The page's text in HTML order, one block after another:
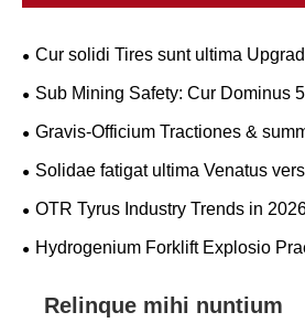
Cur solidi Tires sunt ultima
Workflows?
Sub Mining Safety: Cur Dominus
crucial ad Circumscriptis Coste
Gravis-Officium Tractiones &
pervenire CARRUS Purgamentum
Solidae fatigat ultima Venatus
Operations?
OTR Tyrus Industry Trends in
sustentabilitas, et innovatio Service
Hydrogenium Forklift Explosio
Environments
Relinque mihi nuntium